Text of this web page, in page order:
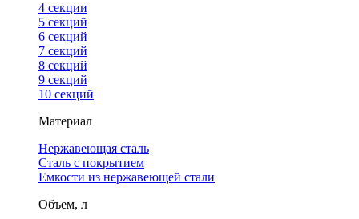
4 cекции
5 секций
6 секций
7 секций
8 секций
9 секций
10 секций
Материал
Нержавеющая сталь
Сталь с покрытием
Емкости из нержавеющей стали
Объем, л